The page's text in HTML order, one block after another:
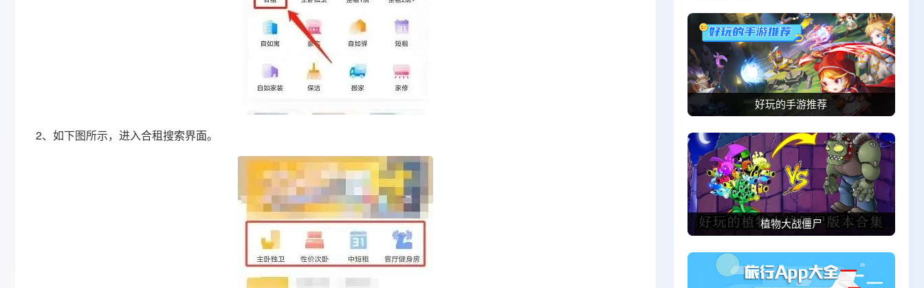
2、如下图所示，进入合租搜索界面。
好玩的手游推荐
植物大战僵尸